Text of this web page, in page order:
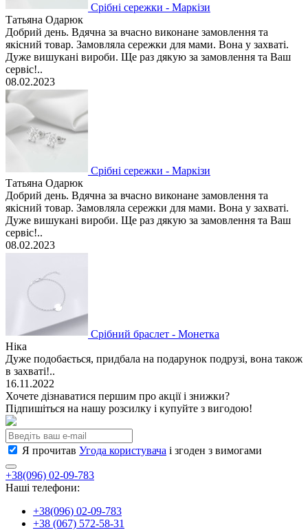
Срібні сережки - Маркізи
Татьяна Одарюк
Добрий день. Вдячна за вчасно виконане замовлення та
якісний товар. Замовляла сережки для мами. Вона у захваті.
Дуже вишукані вироби. Ще раз дякую за замовлення та Ваш
сервіс!..
08.02.2023
Срібні сережки - Маркізи
Татьяна Одарюк
Добрий день. Вдячна за вчасно виконане замовлення та
якісний товар. Замовляла сережки для мами. Вона у захваті.
Дуже вишукані вироби. Ще раз дякую за замовлення та Ваш
сервіс!..
08.02.2023
Срібний браслет - Монетка
Ніка
Дуже подобається, придбала на подарунок подрузі, вона також
в захваті!..
16.11.2022
Хочете дізнаватися першим про акції і знижки?
Підпишіться на нашу розсилку і купуйте з вигодою!
Я прочитав Угода користувача і згоден з вимогами
+38(096) 02-09-783
Наші телефони:
+38(096) 02-09-783
+38 (067) 572-58-31